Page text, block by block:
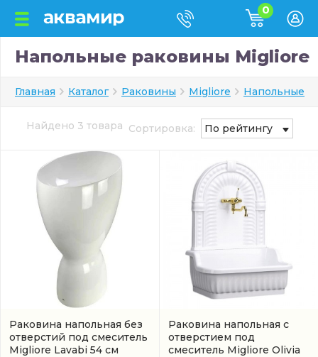
0
Напольные раковины Migliore
Главная Каталог Раковины Migliore Напольные
Найдено 3 товара Сортировка: По рейтингу
Раковина напольная без
отверстий под смеситель
Migliore Lavabi 54 см
Раковина напольная с
отверстием под
смеситель Migliore Olivia